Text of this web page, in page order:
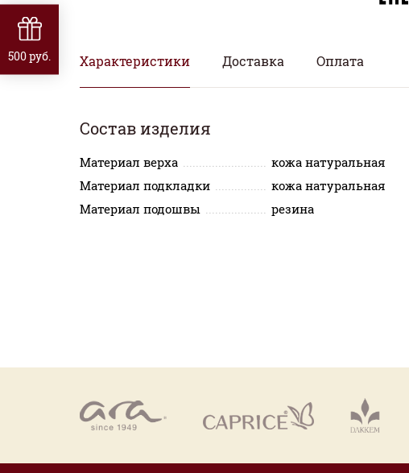
Характеристики Доставка Оплата
Состав изделия
Материал верха
кожа натуральная
Материал подкладки
кожа натуральная
Материал подошвы
резина
500 руб.